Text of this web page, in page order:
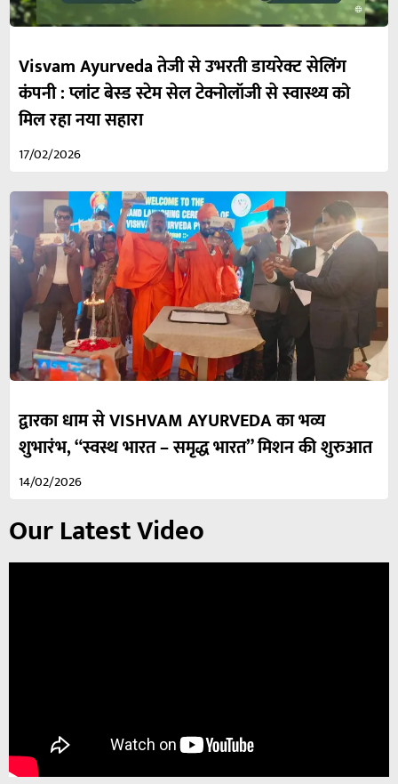
Visvam Ayurveda तेजी से उभरती डायरेक्ट सेलिंग
कंपनी : प्लांट बेस्ड स्टेम सेल टेक्नोलॉजी से स्वास्थ्य को
मिल रहा नया सहारा
17/02/2026
द्वारका धाम से VISHVAM AYURVEDA का भव्य
शुभारंभ, “स्वस्थ भारत – समृद्ध भारत” मिशन की शुरुआत
14/02/2026
Our Latest Video